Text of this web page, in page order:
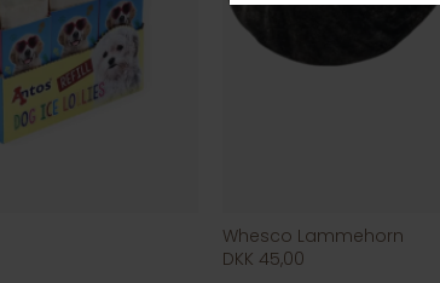
Whesco Lammehorn
DKK 45,00